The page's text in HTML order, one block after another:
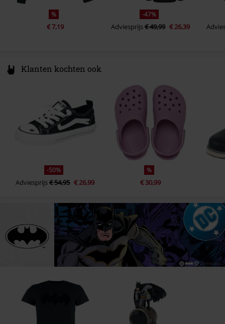
%
€ 7,19
-47%
Adviesprijs€ 49,99 € 26,39
Klanten kochten ook
-50%
Adviesprijs€ 54,95 € 26,99
%
€ 30,99